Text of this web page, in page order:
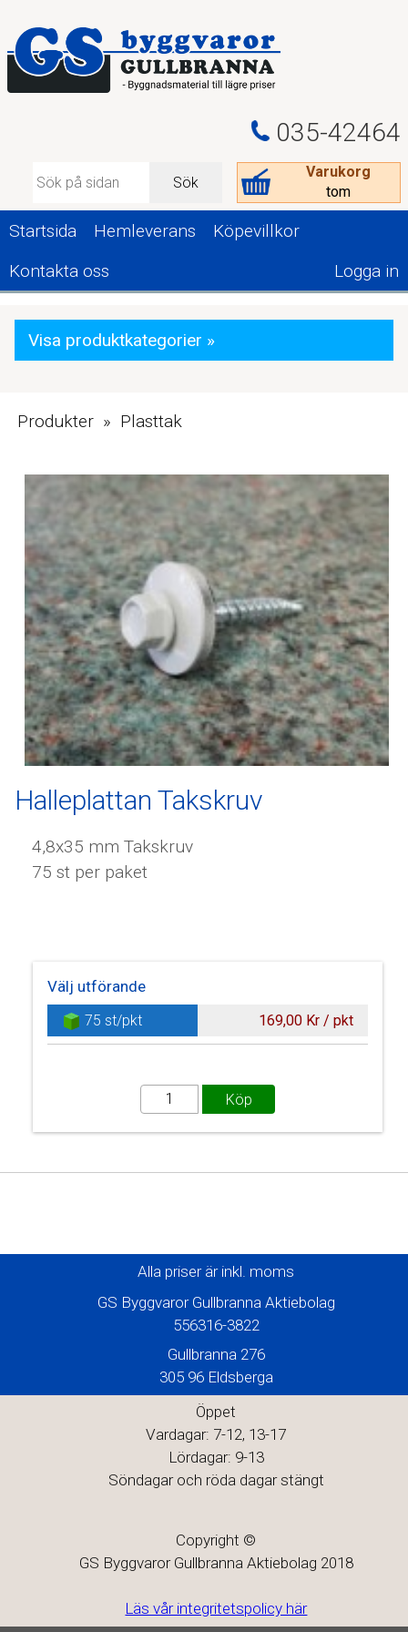
035-42464
Varukorg
tom
Sök
Startsida Hemleverans
Köpevillkor
Kontakta oss
Logga in
Visa produktkategorier »
Produkter » Plasttak
Halleplattan Takskruv
4,8x35 mm Takskruv
75 st per paket
Välj utförande
75 st/pkt 169,00 Kr / pkt
Alla priser är inkl. moms
GS Byggvaror Gullbranna Aktiebolag
556316-3822
Gullbranna 276
305 96 Eldsberga
Öppet
Vardagar: 7-12, 13-17
Lördagar: 9-13
Söndagar och röda dagar stängt
Copyright ©
GS Byggvaror Gullbranna Aktiebolag 2018
Läs vår integritetspolicy här